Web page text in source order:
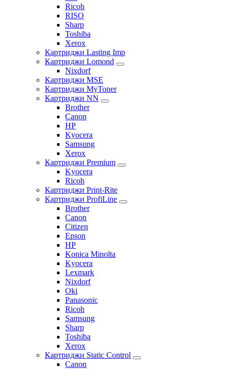
Ricoh
RISO
Sharp
Toshiba
Xerox
Картриджи Lasting Imp
Картриджи Lomond
Nixdorf
Картриджи MSE
Картриджи MyToner
Картриджи NN
Brother
Canon
HP
Kyocera
Samsung
Xerox
Картриджи Premium
Kyocera
Ricoh
Картриджи Print-Rite
Картриджи ProfiLine
Brother
Canon
Citizen
Epson
HP
Konica Minolta
Kyocera
Lexmark
Nixdorf
Oki
Panasonic
Ricoh
Samsung
Sharp
Toshiba
Xerox
Картриджи Static Control
Canon